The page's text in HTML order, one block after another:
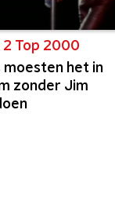
2 Top 2000
moesten het in
zonder Jim